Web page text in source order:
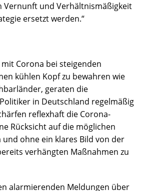
Vernunft und Verhältnismäßigkeit
ersetzt werden.“
Corona bei steigenden
kühlen Kopf zu bewahren wie
geraten die
in Deutschland regelmäßig
reflexhaft die Corona-
Rücksicht auf die möglichen
ohne ein klares Bild von der
verhängten Maßnahmen zu
alarmierenden Meldungen über